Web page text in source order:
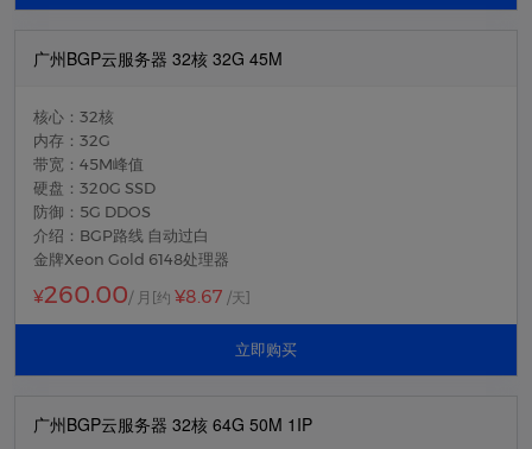
广州BGP云服务器 32核 32G 45M
核心：32核
内存：32G
带宽：45M峰值
硬盘：320G SSD
防御：5G DDOS
介绍：BGP路线 自动过白
金牌Xeon Gold 6148处理器
¥260.00/ 月 [约 ¥8.67 /天]
立即购买
广州BGP云服务器 32核 64G 50M 1IP